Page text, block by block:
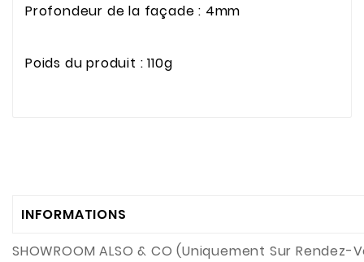
Profondeur de la façade : 4mm
Poids du produit : 110g
INFORMATIONS
SHOWROOM ALSO & CO (Uniquement Sur Rendez-